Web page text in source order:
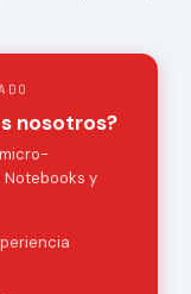
nosotros?
Notebooks y